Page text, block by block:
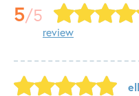
5/5
review